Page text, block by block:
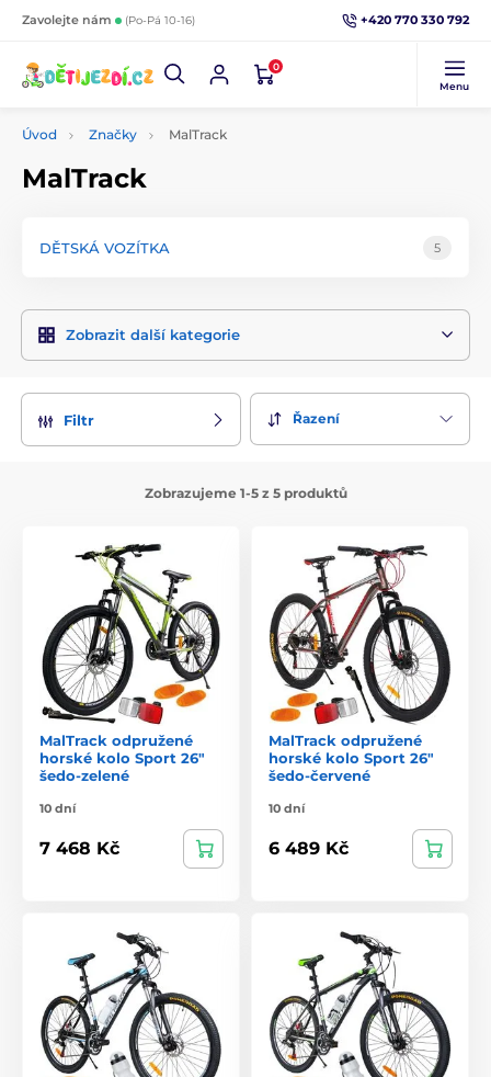
Zavolejte nám (Po-Pá 10-16) +420 770 330 792
0
Menu
Úvod Značky MalTrack
MalTrack
DĚTSKÁ VOZÍTKA 5
Zobrazit další kategorie
Filtr Řazení
Zobrazujeme 1-5 z 5 produktů
MalTrack odpružené
horské kolo Sport 26"
šedo-zelené
10 dní
7 468 Kč
MalTrack odpružené
horské kolo Sport 26"
šedo-červené
10 dní
6 489 Kč